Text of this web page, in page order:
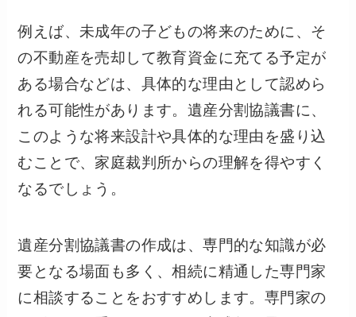
例えば、未成年の子どもの将来のために、そ
の不動産を売却して教育資金に充てる予定が
ある場合などは、具体的な理由として認めら
れる可能性があります。遺産分割協議書に、
このような将来設計や具体的な理由を盛り込
むことで、家庭裁判所からの理解を得やすく
なるでしょう。
遺産分割協議書の作成は、専門的な知識が必
要となる場面も多く、相続に精通した専門家
に相談することをおすすめします。専門家の